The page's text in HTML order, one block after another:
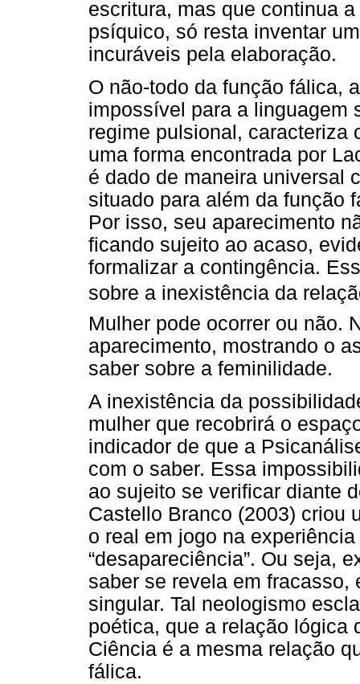
escritura, mas que continua
psíquico, só resta inventar
incuráveis pela elaboração.
O não-todo da função fálica,
impossível para a linguagem
regime pulsional, caracteriza
uma forma encontrada por
é dado de maneira universal
situado para além da função
Por isso, seu aparecimento
ficando sujeito ao acaso,
formalizar a contingência.
sobre a inexistência da
Mulher pode ocorrer ou não.
aparecimento, mostrando o
saber sobre a feminilidade.
A inexistência da
mulher que recobrirá o
indicador de que a
com o saber. Essa
ao sujeito se verificar diante
Castello Branco (2003) criou
o real em jogo na
“desapareciência”. Ou seja,
saber se revela em fracasso,
singular. Tal neologismo
poética, que a relação lógica
Ciência é a mesma relação
fálica.